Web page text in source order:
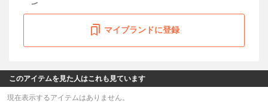
マイブランドに登録
このアイテムを見た人はこれも見ています
現在表示するアイテムはありません。